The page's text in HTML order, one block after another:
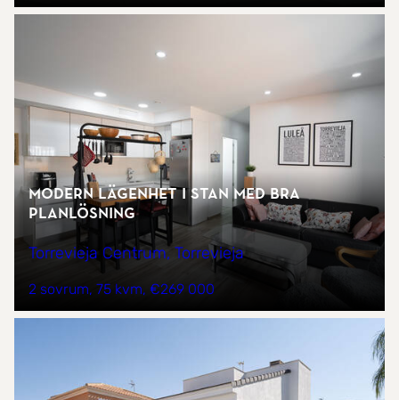
Modern lägenhet i stan med bra
planlösning
Torrevieja Centrum, Torrevieja
2 sovrum 75 kvm €269 000